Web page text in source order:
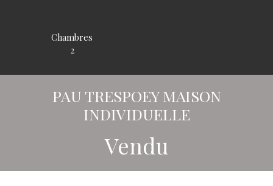
Chambres
2
PAU TRESPOEY MAISON
INDIVIDUELLE
Vendu